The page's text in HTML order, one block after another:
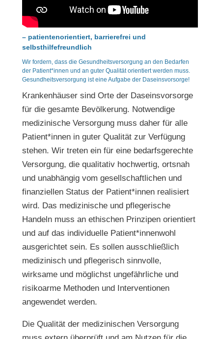
– patientenorientiert, barrierefrei und
selbsthilfefreundlich
Wir fordern, dass die Gesundheitsversorgung an den Bedarfen
der Patient*innen und an guter Qualität orientiert werden muss.
Gesundheitsversorgung ist eine Aufgabe der Daseinsvorsorge!
Krankenhäuser sind Orte der Daseinsvorsorge
für die gesamte Bevölkerung. Notwendige
medizinische Versorgung muss daher für alle
Patient*innen in guter Qualität zur Verfügung
stehen. Wir treten ein für eine bedarfsgerechte
Versorgung, die qualitativ hochwertig, ortsnah
und unabhängig vom gesellschaftlichen und
finanziellen Status der Patient*innen realisiert
wird. Das medizinische und pflegerische
Handeln muss an ethischen Prinzipen orientiert
und auf das individuelle Patient*innenwohl
ausgerichtet sein. Es sollen ausschließlich
medizinisch und pflegerisch sinnvolle,
wirksame und möglichst ungefährliche und
risikoarme Methoden und Interventionen
angewendet werden.
Die Qualität der medizinischen Versorgung